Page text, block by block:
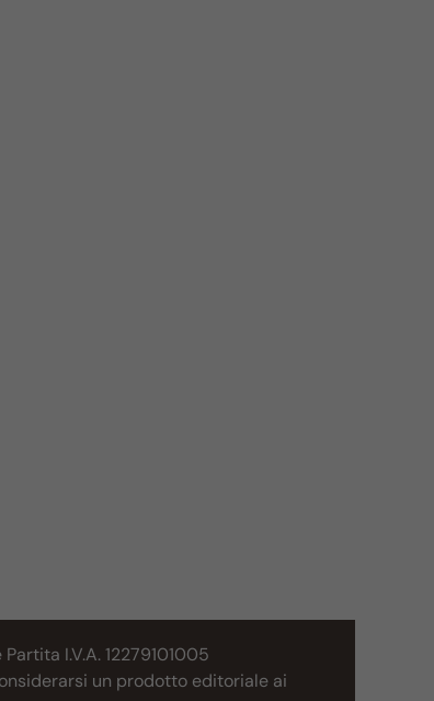
I.V.A. 12279101005
un prodotto editoriale ai